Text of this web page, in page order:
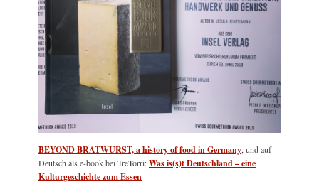
BEYOND BRATWURST, a history of food in Germany , und auf
Deutsch als e-book bei TreTorri:Was is(s)t Deutschland – eine
Kulturgeschichte zum Essen